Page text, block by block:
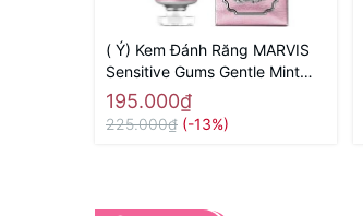
( Ý) Kem Đánh Răng MARVIS
Sensitive Gums Gentle Mint
75ml Màu Hồng (Răng Nhạy
Cảm)
195.000₫
225.000₫ (-13%)